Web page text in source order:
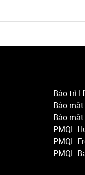
- Bảo trì
- Bảo
- Bảo
- PMQL
- PMQL
- PMQL